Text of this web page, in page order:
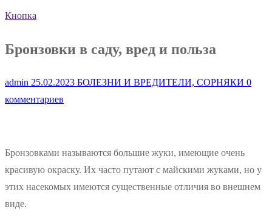
Кнопка
Бронзовки в саду, вред и польза
admin 25.02.2023 БОЛЕЗНИ И ВРЕДИТЕЛИ, СОРНЯКИ 0
комментариев
Бронзовками называются большие жуки, имеющие очень
красивую окраску. Их часто путают с майскими жуками, но у
этих насекомых имеются существенные отличия во внешнем
виде.